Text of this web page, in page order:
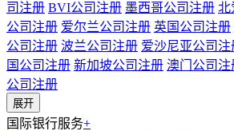
司注册 BVI公司注册 墨西哥公司注册 北
公司注册 爱尔兰公司注册 英国公司注册
公司注册 波兰公司注册 爱沙尼亚公司注
国公司注册 新加坡公司注册 澳门公司注
公司注册
展开
国际银行服务+